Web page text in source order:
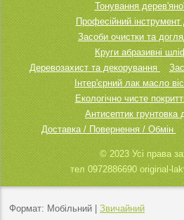
Тонування
Професійний інструмент
Засоби очистки та
Круги абразивні
Деревозахист та декорування
Інтер'єрний лак масло
Екологічно чисте
Антисептик грунтовка
Доставка / Повернення / Обмін
© 2023 Усі права
тел 0972886690 original-
Формат: Мобільний| Звичайний